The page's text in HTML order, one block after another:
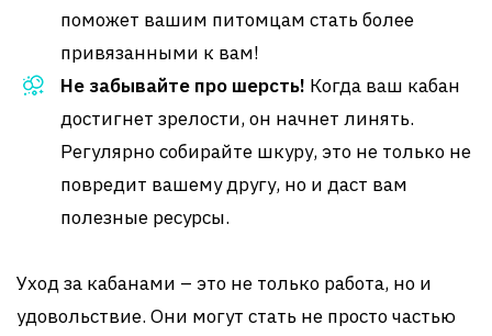
поможет вашим питомцам стать более
привязанными к вам!
Не забывайте про шерсть! Когда ваш кабан
достигнет зрелости, он начнет линять.
Регулярно собирайте шкуру, это не только не
повредит вашему другу, но и даст вам
полезные ресурсы.
Уход за кабанами – это не только работа, но и
удовольствие. Они могут стать не просто частью